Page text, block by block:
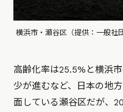
横浜市・瀬谷区（提供：一般社
高齢化率は25.5%と横浜
少が進むなど、日本の地
面している瀬谷区だが、